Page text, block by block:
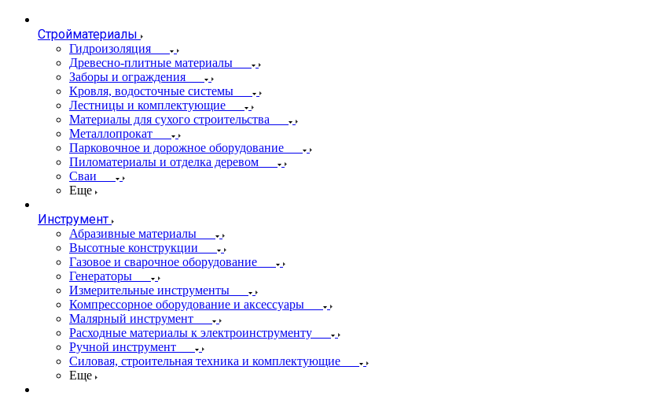
Стройматериалы
Гидроизоляция
Древесно-плитные материалы
Заборы и ограждения
Кровля, водосточные системы
Лестницы и комплектующие
Материалы для сухого строительства
Металлопрокат
Парковочное и дорожное оборудование
Пиломатериалы и отделка деревом
Сваи
Еще
Инструмент
Абразивные материалы
Высотные конструкции
Газовое и сварочное оборудование
Генераторы
Измерительные инструменты
Компрессорное оборудование и аксессуары
Малярный инструмент
Расходные материалы к электроинструменту
Ручной инструмент
Силовая, строительная техника и комплектующие
Еще